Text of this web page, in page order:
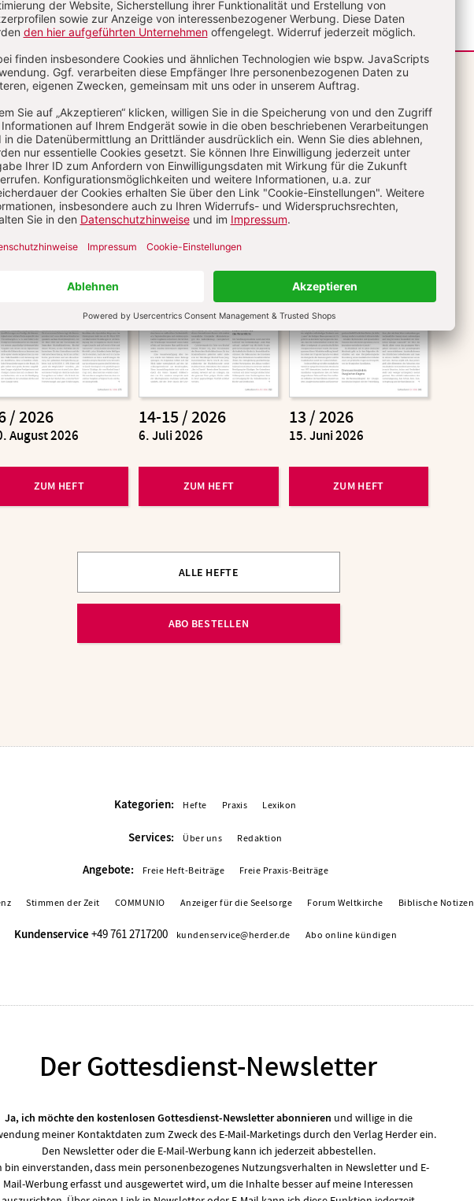
Aktuelle Hefte
/ 2026
August 2026
ZUM HEFT
14-15 / 2026
:
6. Juli 2026
ZUM HEFT
13 / 2026
:
15. Juni 2026
ZUM HEFT
ALLE HEFTE
ABO BESTELLEN
Kategorien: Hefte Praxis Lexikon
Services: Über uns Redaktion
Angebote: Freie Heft-Beiträge Freie Praxis-Beiträge
Stimmen der Zeit COMMUNIO Anzeiger für die Seelsorge Forum Weltkirche Biblische Notizen
Kundenservice +49 761 2717200 kundenservice@herder.de Abo online kündigen
Der Gottesdienst-Newsletter
Ja, ich möchte den kostenlosen Gottesdienst-Newsletter abonnieren und willige in die
meiner Kontaktdaten zum Zweck des E-Mail-Marketings durch den Verlag Herder ein.
Den Newsletter oder die E-Mail-Werbung kann ich jederzeit abbestellen.
bin einverstanden, dass mein personenbezogenes Nutzungsverhalten in Newsletter und E-
Mail-Werbung erfasst und ausgewertet wird, um die Inhalte besser auf meine Interessen